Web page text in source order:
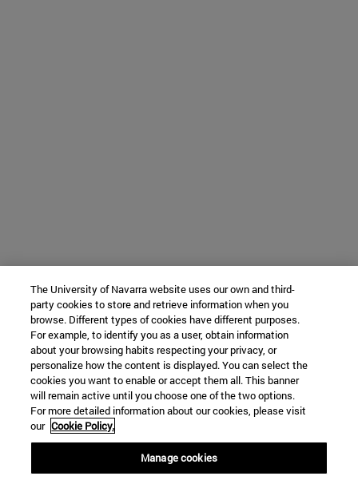
The University of Navarra website uses our own and third-
party cookies to store and retrieve information when you
browse. Different types of cookies have different purposes.
For example, to identify you as a user, obtain information
about your browsing habits respecting your privacy, or
personalize how the content is displayed. You can select the
cookies you want to enable or accept them all. This banner
will remain active until you choose one of the two options.
For more detailed information about our cookies, please visit
our Cookie Policy.
Manage cookies